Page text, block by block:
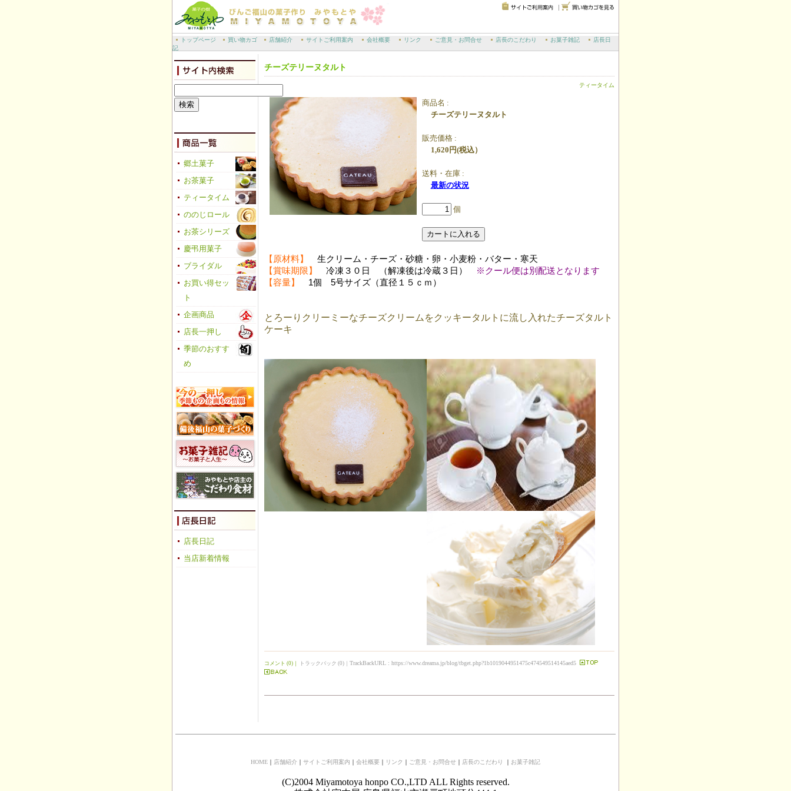
トップページ 買い物カゴ 店舗紹介 サイトご利用案内 会社概要 リンク ご意見・お問合せ 店長のこだわり お菓子雑記
店長日
記
郷土菓子
お茶菓子
ティータイム
ののじロール
お茶シリーズ
慶弔用菓子
ブライダル
お買い得セッ
ト
企画商品
店長一押し
季節のおすす
め
店長日記
当店新着情報
チーズテリーヌタルト
ティータイム
商品名 :
チーズテリーヌタルト
販売価格 :
1,620 円(税込）
送料・在庫 :
最新の状況
個
【原材料】
生クリーム・チーズ・砂糖・卵・小麦粉・バター・寒天
【賞味期限】
冷凍３０日 （解凍後は冷蔵３日）
※クール便は別配送となります
【容量】
1個 5号サイズ（直径１５ｃｍ）
とろーりクリーミーなチーズクリームをクッキータルトに流し入れたチーズタルト
ケーキ
コメント (0) ｜ トラックバック (0) TrackBackURL : https://www.dreama.jp/blog/tbget.php?1b1019044951475c474549514145aed5
HOME ｜ 店舗紹介 ｜ サイトご利用案内 ｜ 会社概要 ｜ リンク ｜ ご意見・お問合せ ｜ 店長のこだわり ｜ お菓子雑記
(C)2004 Miyamotoya honpo CO.,LTD ALL Rights reserved.